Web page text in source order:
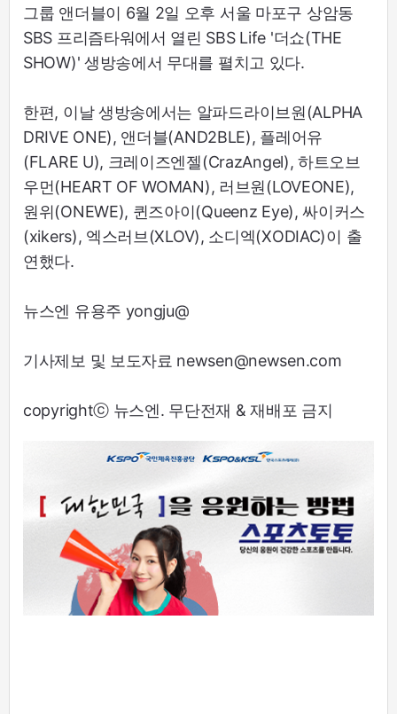
그룹 앤더블이 6월 2일 오후 서울 마포구 상암동
SBS 프리즘타워에서 열린 SBS Life '더쇼(THE
SHOW)' 생방송에서 무대를 펼치고 있다.
한편, 이날 생방송에서는 알파드라이브원(ALPHA
DRIVE ONE), 앤더블(AND2BLE), 플레어유
(FLARE U), 크레이즈엔젤(CrazAngel), 하트오브
우먼(HEART OF WOMAN), 러브원(LOVEONE),
원위(ONEWE), 퀸즈아이(Queenz Eye), 싸이커스
(xikers), 엑스러브(XLOV), 소디엑(XODIAC)이 출
연했다.
뉴스엔 유용주 yongju@
기사제보 및 보도자료 newsen@newsen.com
copyrightⓒ 뉴스엔. 무단전재 & 재배포 금지